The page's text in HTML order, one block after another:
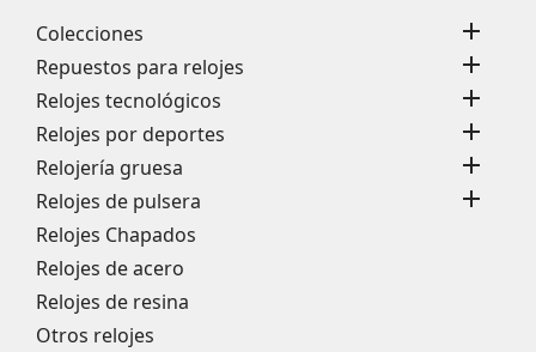
Colecciones 
Repuestos para relojes 
Relojes tecnológicos 
Relojes por deportes 
Relojería gruesa 
Relojes de pulsera 
Relojes Chapados
Relojes de acero
Relojes de resina
Otros relojes